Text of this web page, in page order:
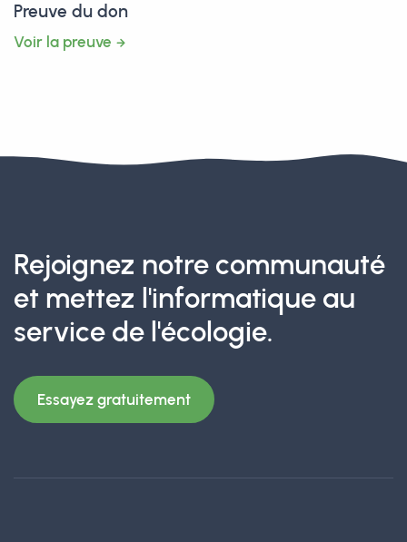
Preuve du don
Voir la preuve
Rejoignez notre communauté
et mettez l'informatique au
service de l'écologie.
Essayez gratuitement